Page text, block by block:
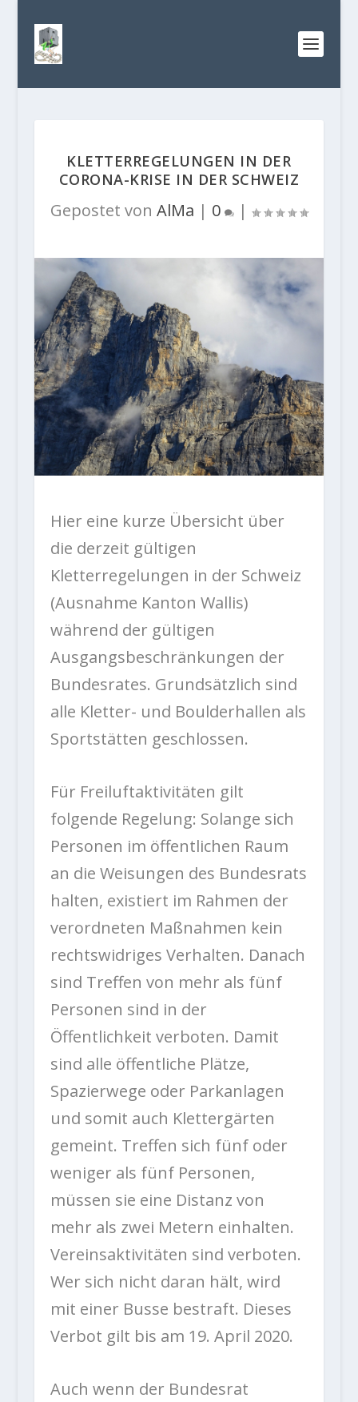
KLETTERREGELUNGEN IN DER
CORONA-KRISE IN DER SCHWEIZ
Gepostet von AlMa | 0 |
Hier eine kurze Übersicht über
die derzeit gültigen
Kletterregelungen in der Schweiz
(Ausnahme Kanton Wallis)
während der gültigen
Ausgangsbeschränkungen der
Bundesrates. Grundsätzlich sind
alle Kletter- und Boulderhallen als
Sportstätten geschlossen.
Für Freiluftaktivitäten gilt
folgende Regelung: Solange sich
Personen im öffentlichen Raum
an die Weisungen des Bundesrats
halten, existiert im Rahmen der
verordneten Maßnahmen kein
rechtswidriges Verhalten. Danach
sind Treffen von mehr als fünf
Personen sind in der
Öffentlichkeit verboten. Damit
sind alle öffentliche Plätze,
Spazierwege oder Parkanlagen
und somit auch Klettergärten
gemeint. Treffen sich fünf oder
weniger als fünf Personen,
müssen sie eine Distanz von
mehr als zwei Metern einhalten.
Vereinsaktivitäten sind verboten.
Wer sich nicht daran hält, wird
mit einer Busse bestraft. Dieses
Verbot gilt bis am 19. April 2020.
Auch wenn der Bundesrat